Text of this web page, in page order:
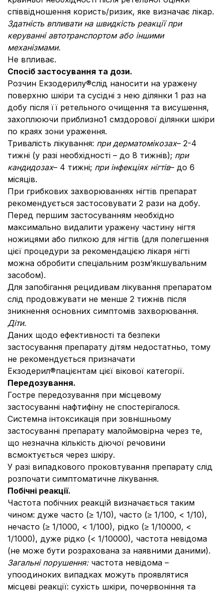
співвідношення користь/ризик, яке визначає лікар.
Здатність впливати на швидкість реакції при
керуванні автотранспортом або іншими
механізмами.
Не впливає.
Спосіб застосування та дози.
Розчин Екзодерилу®слід наносити на уражену
поверхню шкіри та сусідні з нею ділянки 1 раз на
добу після її ретельного очищення та висушення,
захоплюючи приблизно1 смздорової ділянки шкіри
по краях зони ураження.
Тривалість лікування: при дерматомікозах– 2-4
тижні (у разі необхідності – до 8 тижнів); при
кандидозах– 4 тижні; при інфекціях нігтів– до 6
місяців.
При грибкових захворюваннях нігтів препарат
рекомендується застосовувати 2 рази на добу.
Перед першим застосуванням необхідно
максимально видалити уражену частину нігтя
ножицями або пилкою для нігтів (для полегшення
цієї процедури за рекомендацією лікаря нігті
можна обробити спеціальним розм’якшувальним
засобом).
Для запобігання рецидивам лікування препаратом
слід продовжувати не менше 2 тижнів після
зникнення основних симптомів захворювання.
Діти.
Даних щодо ефективності та безпеки
застосування препарату дітям недостатньо, тому
не рекомендується призначати
Екзодерил®пацієнтам цієї вікової категорії.
Передозування.
Гостре передозування при місцевому
застосуванні нафтифіну не спостерігалося.
Системна інтоксикація при зовнішньому
застосуванні препарату малоймовірна через те,
що незначна кількість діючої речовини
всмоктується через шкіру.
У разі випадкового проковтування препарату слід
розпочати симптоматичне лікування.
Побічні реакції.
Частота побічних реакцій визначається таким
чином: дуже часто (≥ 1/10), часто (≥ 1/100, < 1/10),
нечасто (≥ 1/1000, < 1/100), рідко (≥ 1/10000, <
1/1000), дуже рідко (< 1/10000), частота невідома
(не може бути розрахована за наявними даними).
Загальні порушення: частота невідома –
упоодиноких випадках можуть проявлятися
місцеві реакції: сухість шкіри, почервоніння та